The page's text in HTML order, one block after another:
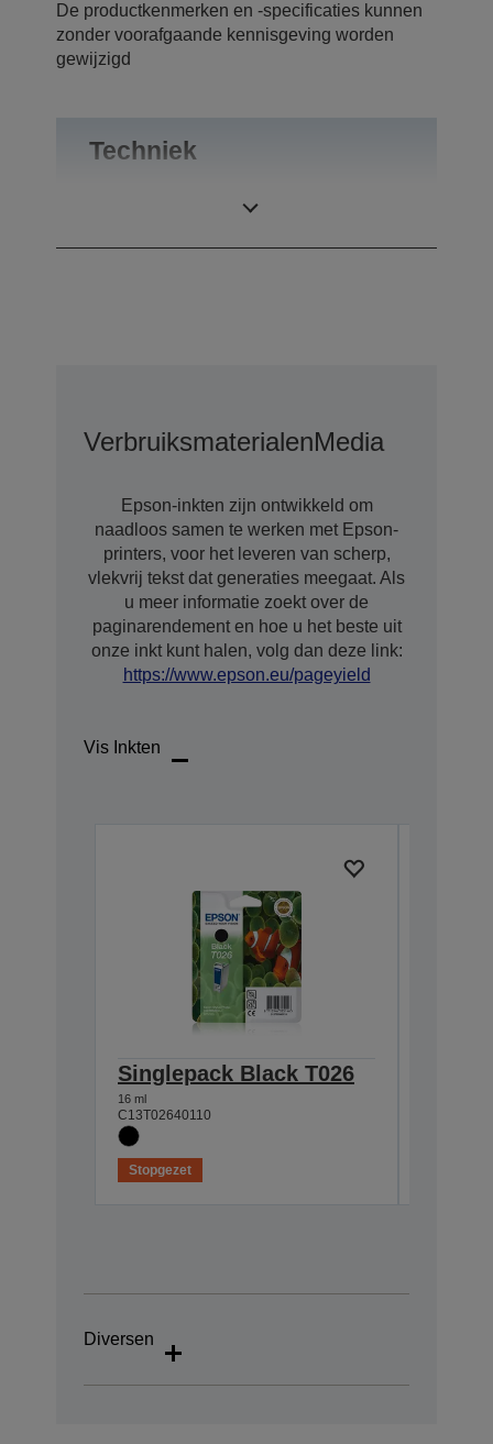
De productkenmerken en -specificaties kunnen
zonder voorafgaande kennisgeving worden
gewijzigd
Techniek
VerbruiksmaterialenMedia
Epson-inkten zijn ontwikkeld om
naadloos samen te werken met Epson-
printers, voor het leveren van scherp,
vlekvrij tekst dat generaties meegaat. Als
u meer informatie zoekt over de
paginarendement en hoe u het beste uit
onze inkt kunt halen, volg dan deze link:
https://www.epson.eu/pageyield
Vis Inkten
Singlepack Black T026
16 ml
C13T02640110
Stopgezet
Diversen